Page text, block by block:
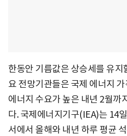
한동안 기름값은 상승세를 유지
요 전망기관들은 국제 에너지
에너지 수요가 높은 내년 2월까
다. 국제에너지기구(IEA)는 14
서에서 올해와 내년 하루 평균